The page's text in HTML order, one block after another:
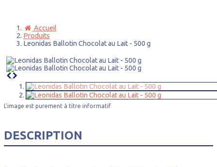
Accueil
Produits
Leonidas Ballotin Chocolat au Lait - 500 g
Précédent
L'image est purement à titre informatif
DESCRIPTION